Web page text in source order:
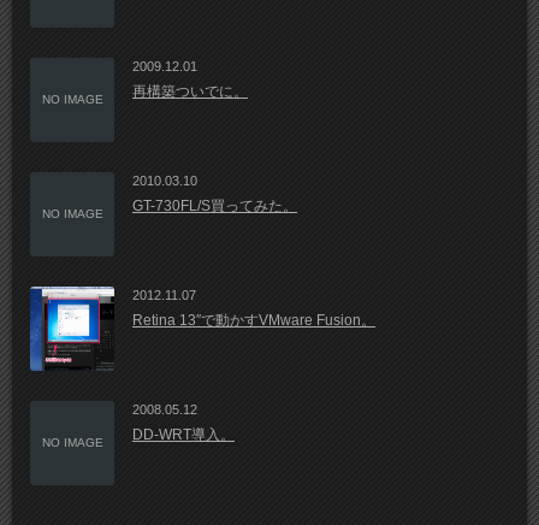
NO IMAGE
2009.12.01
再構築ついでに。
NO IMAGE
2010.03.10
GT-730FL/S買ってみた。
2012.11.07
Retina 13″で動かすVMware Fusion。
NO IMAGE
2008.05.12
DD-WRT導入。